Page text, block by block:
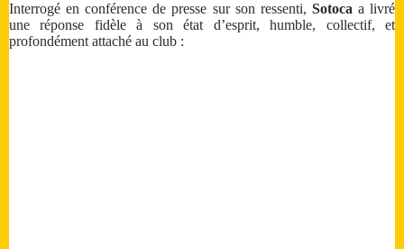
Interrogé en conférence de presse sur son ressenti, Sotoca a livré
une réponse fidèle à son état d’esprit, humble, collectif, et
profondément attaché au club :